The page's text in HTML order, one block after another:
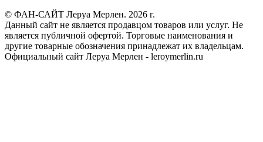
© ФАН-САЙТ Леруа Мерлен. 2026 г.
Данный сайт не является продавцом товаров или услуг. Не
является публичной офертой. Торговые наименования и
другие товарные обозначения принадлежат их владельцам.
Официальный сайт Леруа Мерлен - leroymerlin.ru